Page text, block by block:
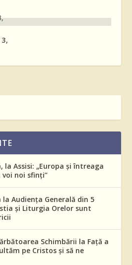
la Assisi: „Europa și întreaga
noi sfinți”
la Audiența Generală din 5
și Liturgia Orelor sunt
Schimbării la Față a
pe Cristos și să ne